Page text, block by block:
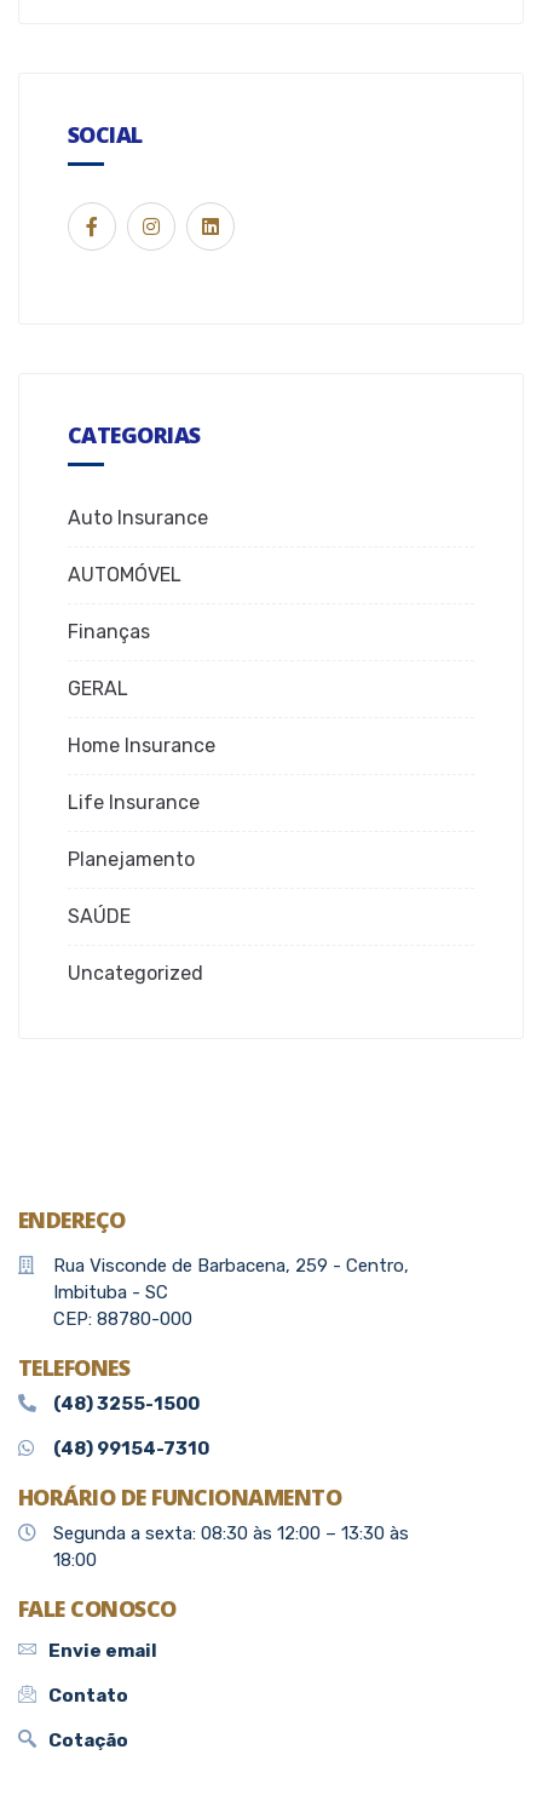
SOCIAL
CATEGORIAS
Auto Insurance
AUTOMÓVEL
Finanças
GERAL
Home Insurance
Life Insurance
Planejamento
SAÚDE
Uncategorized
ENDEREÇO
Rua Visconde de Barbacena, 259 - Centro,
Imbituba - SC
CEP: 88780-000
TELEFONES
(48) 3255-1500
(48) 99154-7310
HORÁRIO DE FUNCIONAMENTO
Segunda a sexta: 08:30 às 12:00 – 13:30 às
18:00
FALE CONOSCO
Envie email
Contato
Cotação